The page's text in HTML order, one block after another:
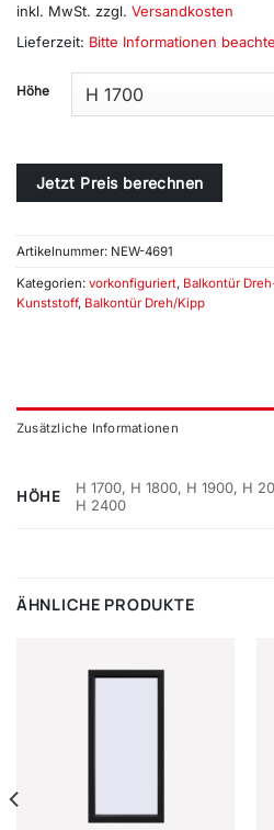
inkl. MwSt. zzgl. Versandkosten
Lieferzeit: Bitte Informationen
Höhe
Alternative:
Jetzt Preis berechnen
Artikelnummer: NEW-4691
Kategorien: vorkonfiguriert, Balkontür
Kunststoff, Balkontür Dreh/Kipp
Zusätzliche Informationen
HÖHE
H 1700, H 1800, H 1900, H
H 2400
ÄHNLICHE PRODUKTE